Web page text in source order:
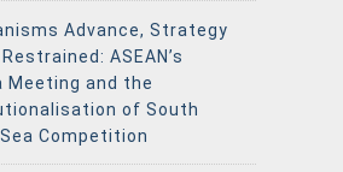
Advance, Strategy
ASEAN’s
Meeting and the
of South
Competition